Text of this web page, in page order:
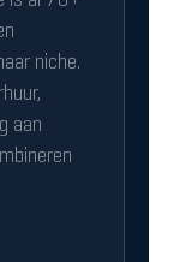
niche.
aan